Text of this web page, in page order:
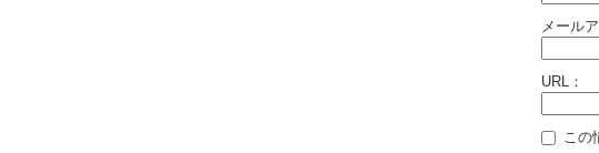
メール
URL：
この